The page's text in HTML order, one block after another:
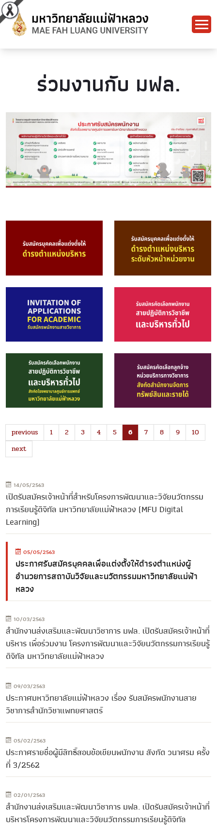
ร่วมงานกับ มฟล.
previous 1 2 3 4 5 6 7 8 9
10
next
14/05/2563
เปิดรับสมัครเจ้าหน้าที่สำหรับโครงการพัฒนาและวิจัยนวัตกรรม
การเรียนรู้ดิจิทัล มหาวิทยาลัยแม่ฟ้าหลวง (MFU Digital
Learning)
05/05/2563
ประกาศรับสมัครบุคคลเพื่อแต่งตั้งให้ดำรงตำแหน่งผู้
อำนวยการสถาบันวิจัยและนวัตกรรมมหาวิทยาลัยแม่ฟ้า
หลวง
10/03/2563
สำนักงานส่งเสริมและพัฒนาวิชาการ มฟล. เปิดรับสมัครเจ้าหน้าที่
บริหาร เพื่อร่วมงาน โครงการพัฒนาและวิจัยนวัตกรรมการเรียนรู้
ดิจิทัล มหาวิทยาลัยแม่ฟ้าหลวง
09/03/2563
ประกาศมหาวิทยาลัยแม่ฟ้าหลวง เรื่อง รับสมัครพนักงานสาย
วิชาการสำนักวิชาแพทยศาสตร์
05/02/2563
ประกาศรายชื่อผู้มีสิทธิ์สอบข้อเขียนพนักงาน สังกัด วนาศรม ครั้ง
ที่ 3/2562
02/01/2563
สำนักงานส่งเสริมและพัฒนาวิชาการ มฟล. เปิดรับสมัครเจ้าหน้าที่
บริหารโครงการพัฒนาและวิจัยนวัตกรรมการเรียนรู้ดิจิทัล